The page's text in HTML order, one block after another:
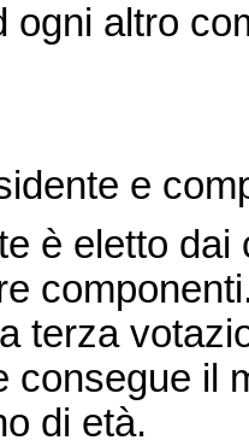
altro
e
è eletto dai
terza
consegue il
di età.